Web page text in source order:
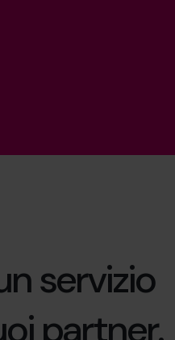
servizio
partner.